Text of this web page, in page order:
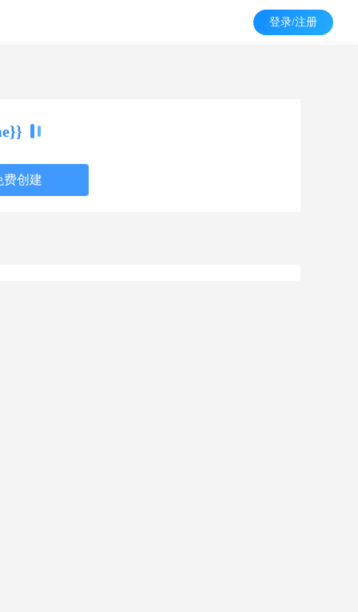
登录/注册
费创建